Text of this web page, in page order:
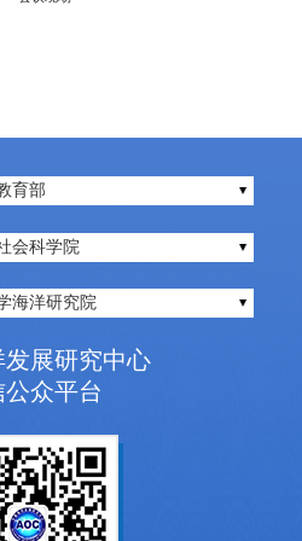
育部
会科学院
海洋研究院
发展研究中心
众平台